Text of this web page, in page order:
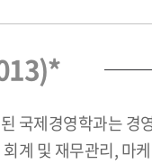
국제경영학과는 경
계 및 재무관리, 마